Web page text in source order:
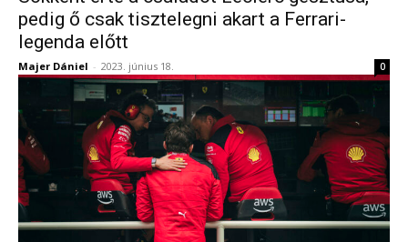
pedig ő csak tisztelegni akart a Ferrari-
legenda előtt
Majer Dániel - 2023. június 18. 0